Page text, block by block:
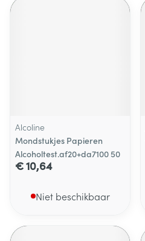
Alcoline
Mondstukjes Papieren
Alcoholtest.af20+da7100 50
€ 10,64
Niet beschikbaar